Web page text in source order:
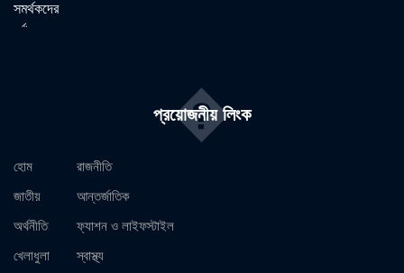
প্রয়োজনীয় লিংক
�
হোম
জাতীয়
অর্থনীতি
খেলাধুলা
রাজনীতি
আন্তর্জাতিক
ফ্যাশন ও লাইফস্টাইল
স্বাস্থ্য